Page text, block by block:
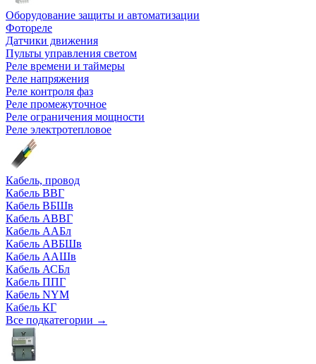
Оборудование защиты и автоматизации
Фотореле
Датчики движения
Пульты управления светом
Реле времени и таймеры
Реле напряжения
Реле контроля фаз
Реле промежуточное
Реле ограничения мощности
Реле электротепловое
Кабель, провод
Кабель ВВГ
Кабель ВБШв
Кабель АВВГ
Кабель ААБл
Кабель АВБШв
Кабель ААШв
Кабель АСБл
Кабель ППГ
Кабель NYM
Кабель КГ
Все подкатегории →